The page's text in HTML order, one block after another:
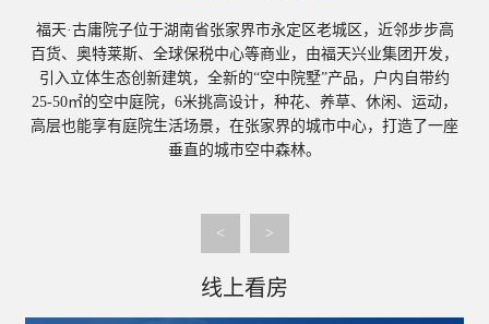
福天·古庸院子位于湖南省张家界市永定区老城区，近邻步步高
百货、奥特莱斯、全球保税中心等商业，由福天兴业集团开发，
引入立体生态创新建筑，全新的“空中院墅”产品，户内自带约
25-50㎡的空中庭院，6米挑高设计，种花、养草、休闲、运动，
高层也能享有庭院生活场景，在张家界的城市中心，打造了一座
垂直的城市空中森林。
< >
线上看房